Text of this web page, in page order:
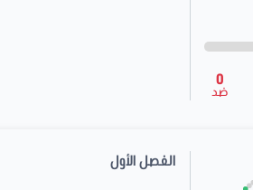
0
ضد
الفصل الأول